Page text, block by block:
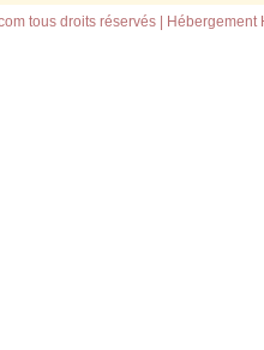
tous droits réservés | Hébergement